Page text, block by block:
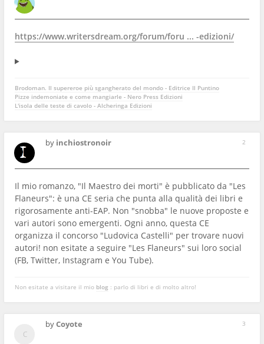
https://www.writersdream.org/forum/foru ... -edizioni/
Brodoman. Il supereroe più sgangherato del mondo - Editrice Il Puntino
Pizze indemoniate e come mangiarle - Nero Press Edizioni
L'isola delle teste di cavolo - Alcheringa Edizioni
2
by inchiostronoir
Il mio romanzo, "Il Maestro dei morti" è pubblicato da "Les
Flaneurs": è una CE seria che punta alla qualità dei libri e
rigorosamente anti-EAP. Non "snobba" le nuove proposte e
vari autori sono emergenti. Ogni anno, questa CE
organizza il concorso "Ludovica Castelli" per trovare nuovi
autori! non esitate a seguire "Les Flaneurs" sui loro social
(FB, Twitter, Instagram e You Tube).
Non esitate a visitare il mio blog : parlo di libri e di molto altro!
3
byCoyote